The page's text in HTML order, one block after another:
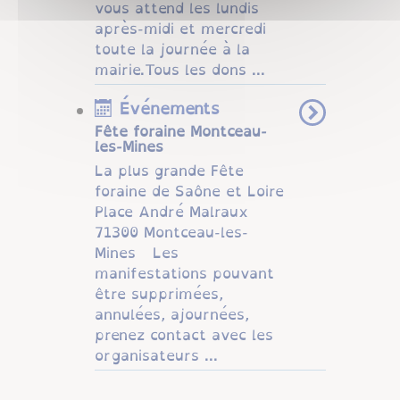
vous attend les lundis
après-midi et mercredi
toute la journée à la
mairie.Tous les dons ...
Événements
Fête foraine Montceau-
les-Mines
La plus grande Fête
foraine de Saône et Loire
Place André Malraux
71300 Montceau-les-
Mines Les
manifestations pouvant
être supprimées,
annulées, ajournées,
prenez contact avec les
organisateurs ...